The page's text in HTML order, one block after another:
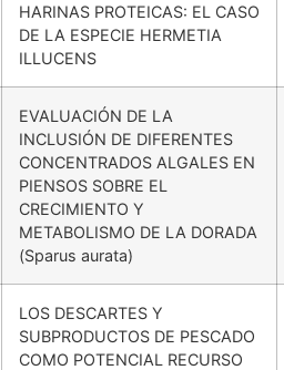
HARINAS PROTEICAS: EL CASO
DE LA ESPECIE HERMETIA
ILLUCENS
EVALUACIÓN DE LA
INCLUSIÓN DE DIFERENTES
CONCENTRADOS ALGALES EN
PIENSOS SOBRE EL
CRECIMIENTO Y
METABOLISMO DE LA DORADA
(Sparus aurata)
LOS DESCARTES Y
SUBPRODUCTOS DE PESCADO
COMO POTENCIAL RECURSO